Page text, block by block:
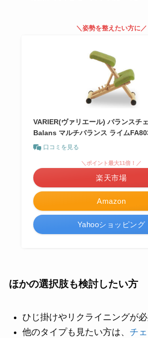
＼姿勢を整えたい方に／
VARIER(ヴァリエール) バランスチ
Balans マルチバランス ライム
口コミを見る
Amazon
＼ポイント最大11倍！／
楽天市場
Yahooショッピング
ほかの選択肢も検討したい方
ひじ掛けやリクライニングが
他のタイプも見たい方は、 チ